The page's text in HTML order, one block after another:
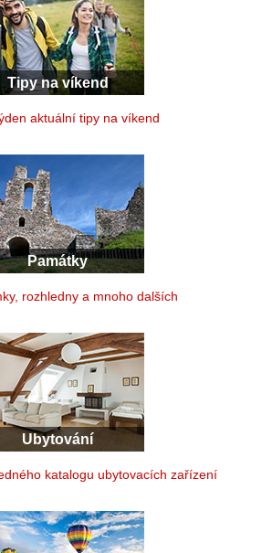
Tipy na víkend
aktuální tipy na víkend
Památky
rozhledny a mnoho dalších
Ubytování
katalogu ubytovacích zařízení